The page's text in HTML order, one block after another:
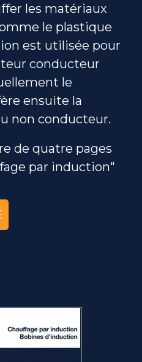
les matériaux
le plastique
est utilisée pour
conducteur
le
ensuite la
non conducteur.
de quatre pages
par induction"